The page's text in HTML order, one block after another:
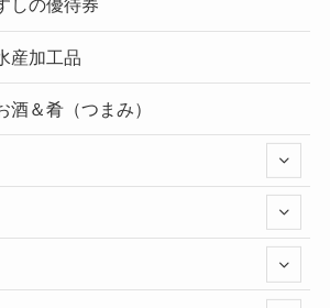
しの優待券
産加工品
酒＆肴（つまみ）